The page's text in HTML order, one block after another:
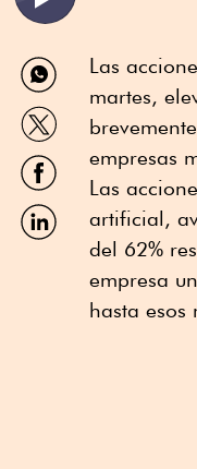
Compartir
por
WhatsApp
Compartir
por
Twitter
Compartir
por
Facebook
Compartir
por
Las
martes,
empresas
Las
artificial,
del 62%
empresa
hasta esos